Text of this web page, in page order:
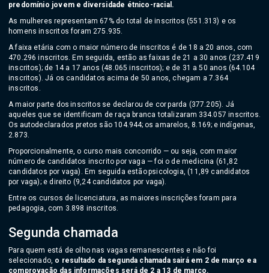
predomínio jovem e diversidade étnico-racial.
As mulheres representam 67% do total de inscritos (551.313) e os
homens inscritos foram 275.935.
A faixa etária com o maior número de inscritos é de 18 a 20 anos, com
470.296 inscritos. Em seguida, estão as faixas de 21 a 30 anos (237.419
inscritos); de 14 a 17 anos (48.065 inscritos); e de 31 a 50 anos (64.104
inscritos). Já os candidatos acima de 50 anos, chegam a 7.364
inscritos.
A maior parte dos inscritos se declarou de cor parda (377.205). Já
aqueles que se identificam de raça branca totalizaram 334.057 inscritos.
Os autodeclarados pretos são 104.944; os amarelos, 8.169; e indígenas,
2.873.
Proporcionalmente, o curso mais concorrido — ou seja, com maior
número de candidatos inscrito por vaga — foi o de medicina (61,82
candidatos por vaga). Em seguida estão psicologia, (11,89 candidatos
por vaga); e direito (9,24 candidatos por vaga).
Entre os cursos de licenciatura, as maiores inscrições foram para
pedagogia, com 3.898 inscritos.
Segunda chamada
Para quem está de olho nas vagas remanescentes e não foi
selecionado, o resultado da segunda chamada sairá em 2 de março e a
comprovação das informações será de 2 a 13 de março.